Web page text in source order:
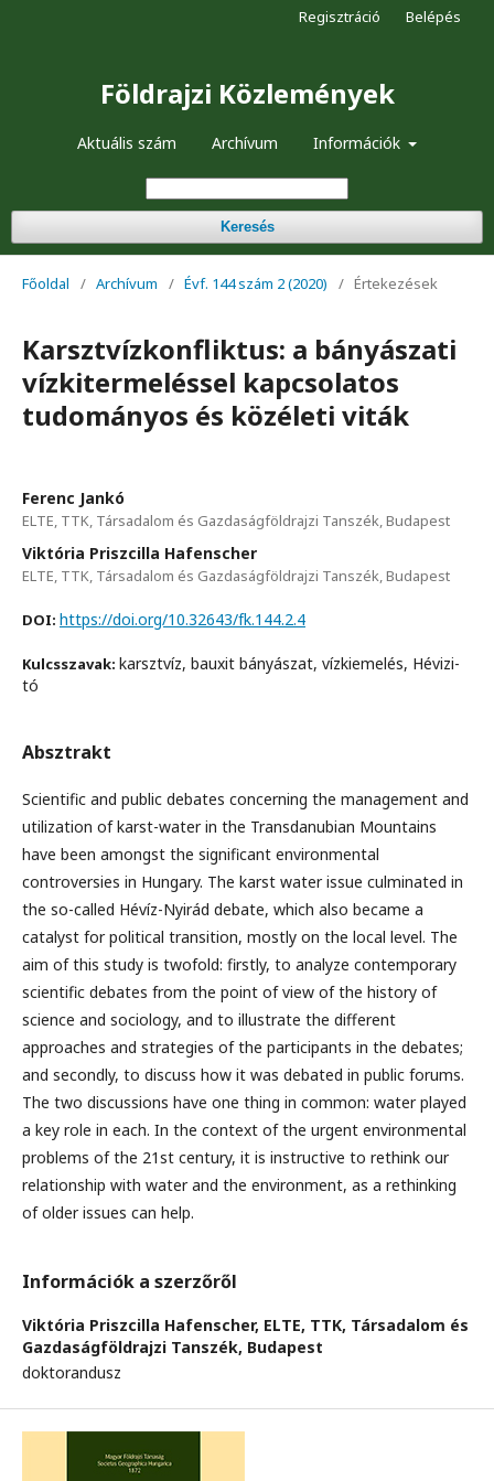
Földrajzi Közlemények
Aktuális szám Archívum Információk
Keresés
Regisztráció Belépés
Főoldal / Archívum / Évf. 144 szám 2 (2020) / Értekezések
Karsztvízkonfliktus: a bányászati
vízkitermeléssel kapcsolatos
tudományos és közéleti viták
Ferenc Jankó
ELTE, TTK, Társadalom és Gazdaságföldrajzi Tanszék, Budapest
Viktória Priszcilla Hafenscher
ELTE, TTK, Társadalom és Gazdaságföldrajzi Tanszék, Budapest
DOI: https://doi.org/10.32643/fk.144.2.4
Kulcsszavak: karsztvíz, bauxit bányászat, vízkiemelés, Hévizi-
tó
Absztrakt
Scientific and public debates concerning the management and
utilization of karst-water in the Transdanubian Mountains
have been amongst the significant environmental
controversies in Hungary. The karst water issue culminated in
the so-called Hévíz-Nyirád debate, which also became a
catalyst for political transition, mostly on the local level. The
aim of this study is twofold: firstly, to analyze contemporary
scientific debates from the point of view of the history of
science and sociology, and to illustrate the different
approaches and strategies of the participants in the debates;
and secondly, to discuss how it was debated in public forums.
The two discussions have one thing in common: water played
a key role in each. In the context of the urgent environmental
problems of the 21st century, it is instructive to rethink our
relationship with water and the environment, as a rethinking
of older issues can help.
Információk a szerzőről
Viktória Priszcilla Hafenscher, ELTE, TTK, Társadalom és
Gazdaságföldrajzi Tanszék, Budapest
doktorandusz